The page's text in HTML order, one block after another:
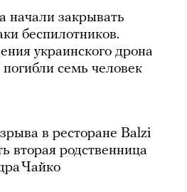
начали закрывать
беспилотников.
украинского дрона
семь человек
в ресторане Balzi
вторая родственница
Чайко